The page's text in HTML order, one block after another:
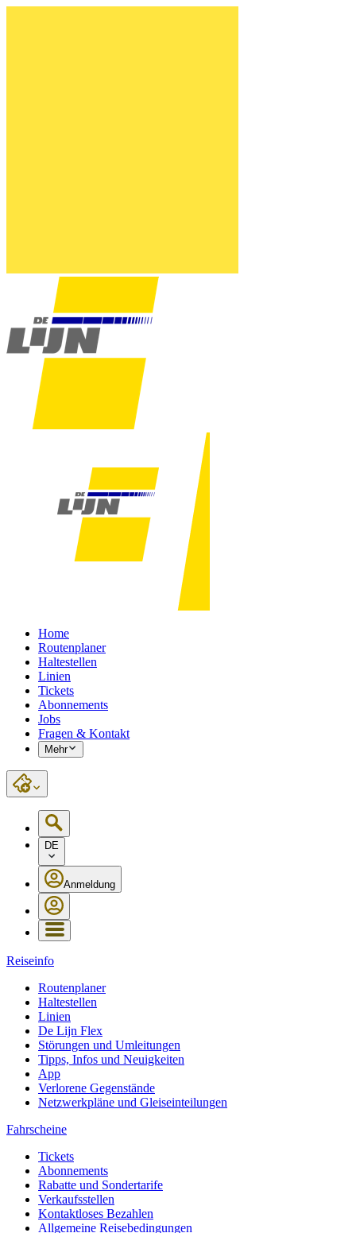
Home
Routenplaner
Haltestellen
Linien
Tickets
Abonnements
Jobs
Fragen & Kontakt
Mehr
DE
Anmeldung
Reiseinfo
Routenplaner
Haltestellen
Linien
De Lijn Flex
Störungen und Umleitungen
Tipps, Infos und Neuigkeiten
App
Verlorene Gegenstände
Netzwerkpläne und Gleiseinteilungen
Fahrscheine
Tickets
Abonnements
Rabatte und Sondertarife
Verkaufsstellen
Kontaktloses Bezahlen
Allgemeine Reisebedingungen